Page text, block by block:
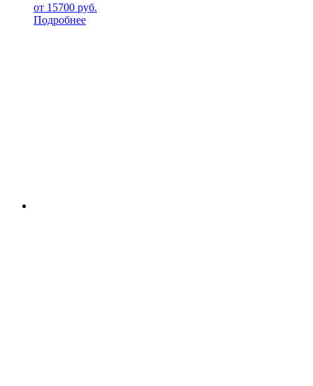
от 15700 руб.
Подробнее